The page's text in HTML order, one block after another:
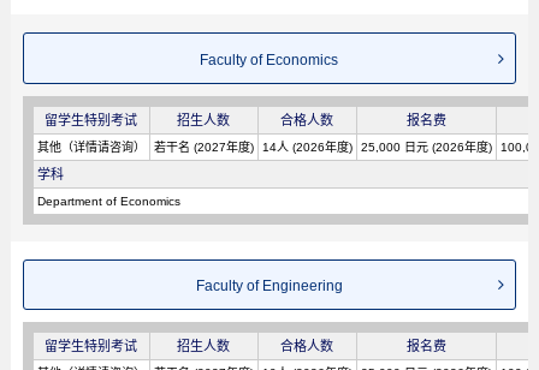
Faculty of Economics
留学生特别考试 招生人数 合格人数 报名费
其他（详情请咨询） 若干名 (2027年度) 14人 (2026年度) 25,000 日元 (2026年度)
学科
Department of Economics
Faculty of Engineering
留学生特别考试 招生人数 合格人数 报名费